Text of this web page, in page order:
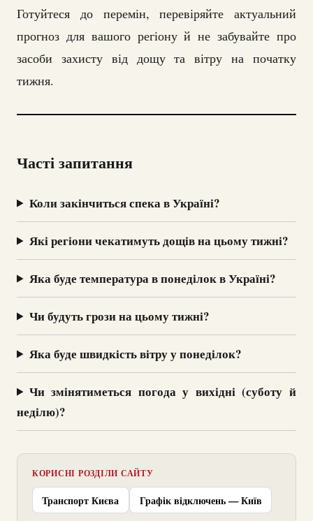
Готуйтеся до перемін, перевіряйте актуальний
прогноз для вашого регіону й не забувайте про
засоби захисту від дощу та вітру на початку
тижня.
Часті запитання
Коли закінчиться спека в Україні?
Які регіони чекатимуть дощів на цьому тижні?
Яка буде температура в понеділок в Україні?
Чи будуть грози на цьому тижні?
Яка буде швидкість вітру у понеділок?
Чи змінятиметься погода у вихідні (суботу й
неділю)?
КОРИСНІ РОЗДІЛИ САЙТУ
Транспорт Києва Графік відключень — Київ